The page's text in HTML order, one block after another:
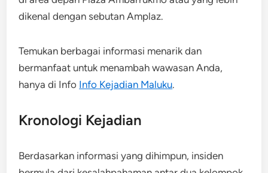
dikenal dengan sebutan Amplaz.
Temukan berbagai informasi menarik dan
bermanfaat untuk menambah wawasan Anda,
hanya di Info Info Kejadian Maluku.
Kronologi Kejadian
Berdasarkan informasi yang dihimpun, insiden